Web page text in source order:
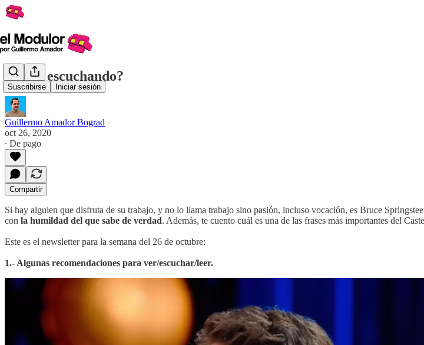
Suscribirse Iniciar sesión
¿Estás escuchando?
Guillermo Amador Bograd
oct 26, 2020
∙ De pago
Compartir
Si hay alguien que disfruta de su trabajo, y no lo llama trabajo sino pasión, incluso vocación, es Bruce
con la humildad del que sabe de verdad. Además, te cuento cuál es una de las frases más importantes del
Este es el newsletter para la semana del 26 de octubre:
1.- Algunas recomendaciones para ver/escuchar/leer.